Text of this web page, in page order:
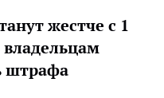
жестче с 1
штрафа